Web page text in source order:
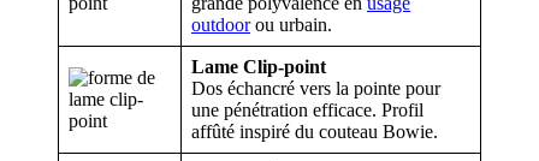
outdoorou urbain.
Lame Clip-point
Dos échancré vers la pointe pour
une pénétration efficace. Profil
affûté inspiré du couteau Bowie.